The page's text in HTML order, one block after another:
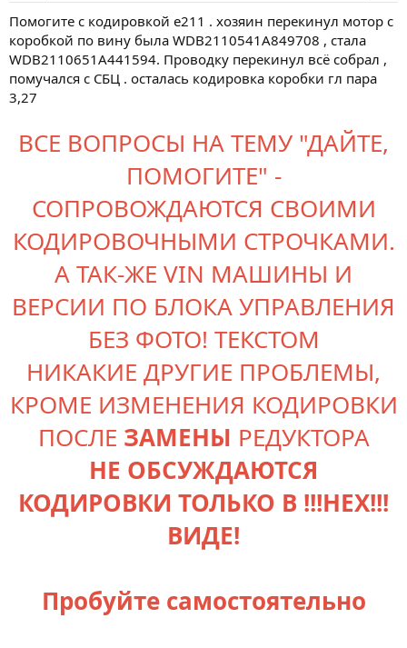
Помогите с кодировкой е211 . хозяин перекинул мотор с
коробкой по вину была WDB2110541A849708 , стала
WDB2110651A441594. Проводку перекинул всё собрал ,
помучался с СБЦ . осталась кодировка коробки гл пара
3,27
ВСЕ ВОПРОСЫ НА ТЕМУ "ДАЙТЕ,
ПОМОГИТЕ" -
СОПРОВОЖДАЮТСЯ СВОИМИ
КОДИРОВОЧНЫМИ СТРОЧКАМИ.
А ТАК-ЖЕ VIN МАШИНЫ И
ВЕРСИИ ПО БЛОКА УПРАВЛЕНИЯ
БЕЗ ФОТО! ТЕКСТОМ
НИКАКИЕ ДРУГИЕ ПРОБЛЕМЫ,
КРОМЕ ИЗМЕНЕНИЯ КОДИРОВКИ
ПОСЛЕ ЗАМЕНЫ РЕДУКТОРА
НЕ ОБСУЖДАЮТСЯ
КОДИРОВКИ ТОЛЬКО В !!!HEX!!!
ВИДЕ!
Пробуйте самостоятельно